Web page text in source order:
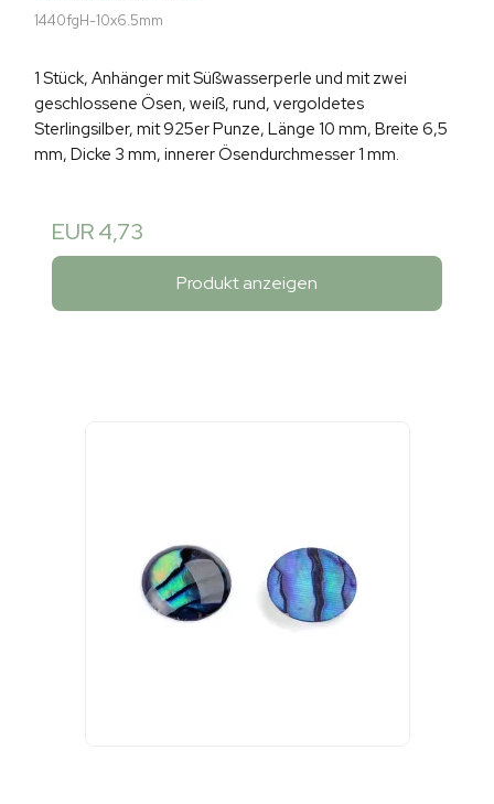
1440fgH-10x6.5mm
1 Stück, Anhänger mit Süßwasserperle und mit zwei
geschlossene Ösen, weiß, rund, vergoldetes
Sterlingsilber, mit 925er Punze, Länge 10 mm, Breite 6,5
mm, Dicke 3 mm, innerer Ösendurchmesser 1 mm.
EUR 4,73
Produkt anzeigen